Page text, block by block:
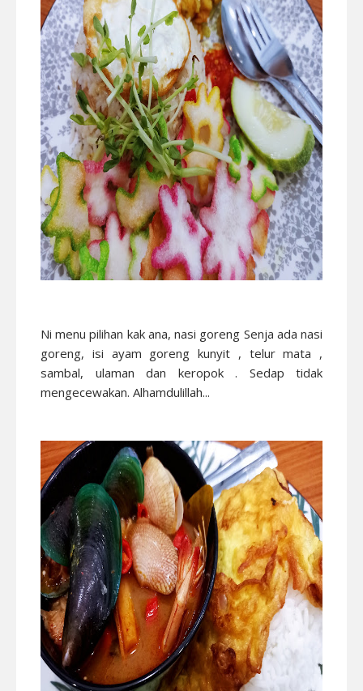
Ni menu pilihan kak ana, nasi goreng Senja ada nasi
goreng, isi ayam goreng kunyit , telur mata ,
sambal, ulaman dan keropok . Sedap tidak
mengecewakan. Alhamdulillah...